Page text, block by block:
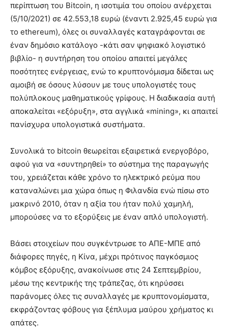
περίπτωση του Bitcoin, η ισοτιμία του οποίου ανέρχεται
(5/10/2021) σε 42.553,18 ευρώ (έναντι 2.925,45 ευρώ για
το ethereum), όλες οι συναλλαγές καταγράφονται σε
έναν δημόσιο κατάλογο -κάτι σαν ψηφιακό λογιστικό
βιβλίο- η συντήρηση του οποίου απαιτεί μεγάλες
ποσότητες ενέργειας, ενώ το κρυπτονόμισμα δίδεται ως
αμοιβή σε όσους λύσουν με τους υπολογιστές τους
πολύπλοκους μαθηματικούς γρίφους. Η διαδικασία αυτή
αποκαλείται «εξόρυξη», στα αγγλικά «mining», κι απαιτεί
πανίσχυρα υπολογιστικά συστήματα.
Συνολικά το bitcoin θεωρείται εξαιρετικά ενεργοβόρο,
αφού για να «συντηρηθεί» το σύστημα της παραγωγής
του, χρειάζεται κάθε χρόνο το ηλεκτρικό ρεύμα που
καταναλώνει μια χώρα όπως η Φιλανδία ενώ πίσω στο
μακρινό 2010, όταν η αξία του ήταν πολύ χαμηλή,
μπορούσες να το εξορύξεις με έναν απλό υπολογιστή.
Βάσει στοιχείων που συγκέντρωσε το ΑΠΕ-ΜΠΕ από
διάφορες πηγές, η Κίνα, μέχρι πρότινος παγκόσμιος
κόμβος εξόρυξης, ανακοίνωσε στις 24 Σεπτεμβρίου,
μέσω της κεντρικής της τράπεζας, ότι κηρύσσει
παράνομες όλες τις συναλλαγές με κρυπτονομίσματα,
εκφράζοντας φόβους για ξέπλυμα μαύρου χρήματος κι
απάτες.